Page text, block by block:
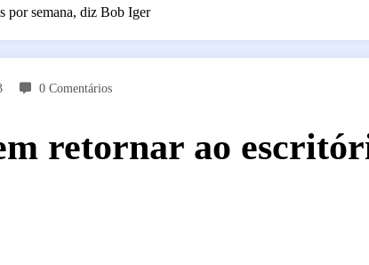
por semana, diz Bob Iger
0 Comentários
retornar ao